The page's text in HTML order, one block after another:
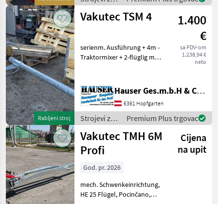
Deichsel mit
đubrenje,
gnojenje i
Rabljeni stroj
Vakutec TSM 4
1.400
€
sa PDV-om
1.238,94 €
neto
serienm. Ausführung + 4m -
Traktormixer + 2-flüglig mit
Pocinčano, Pogon na
priključno vratilo (kardan),
Uređaj za
Hauser Ges.m.b.H & Co.KG
6361 Hopfgarten
Strojevi za
đubrenje,
gnojenje i
navodnjavanje
/ Vakutec
Premium Plus trgovac
Vakutec TMH 6M
Profi
Cijena
na upit
God. pr. 2026
mech. Schwenkeinrichtung,
HE 25 Flügel, Pocinčano,